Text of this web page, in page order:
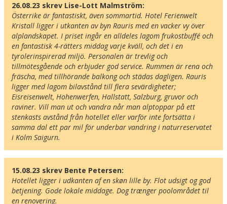
Her ligger hotellet
Vis alle Happydayshoteller i Østrig
Lufthavne
Museer
Radius omkring hotel:
Find vej til hotellet
Hotel Ferienwelt Kristall
Marktstrasse 2
A-5661 Rauris
Østrig
Din adresse
26.08.23 skrev Lise-Lott Malmström:
Österrike är fantastiskt, även sommartid. Hotel Ferienwelt
Kristall ligger i utkanten av byn Rauris med en vacker vy över
alplandskapet. I priset ingår en alldeles lagom frukostbuffé och
en fantastisk 4-rätters middag varje kväll, och det i en
tyrolerinspirerad miljö. Personalen är trevlig och
tillmötesgående och erbjuder god service. Rummen är rena och
fräscha, med tillhörande balkong och städas dagligen. Rauris
ligger med lagom bilavstånd till flera sevärdigheter;
Eisreisenwelt, Hohenwerfen, Hallstatt, Salzburg, gruvor och
raviner. Vill man ut och vandra når man alptoppar på ett
stenkasts avstånd från hotellet eller varför inte fortsätta i
samma dal ett par mil för underbar vandring i naturreservatet
i Kolm Saigurn.
15.08.23 skrev Bente Petersen:
Hotellet ligger i udkanten af en skøn lille by. Flot udsigt og god
betjening. Gode lokale middage. Dog trænger poolområdet til
en renovering.